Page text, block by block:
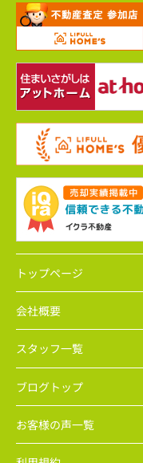
トップページ
会社概要
スタッフ一覧
ブログトップ
お客様の声一覧